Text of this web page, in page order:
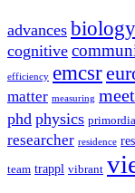
advances biology
cognitive
efficiency emcsr
matter measuring
phd physics
researcher residence
team trappl vibrant